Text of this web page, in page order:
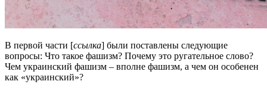
В первой части [ссылка] были поставлены следующие
вопросы: Что такое фашизм? Почему это ругательное слово?
Чем украинский фашизм – вполне фашизм, а чем он особенен
как «украинский»?